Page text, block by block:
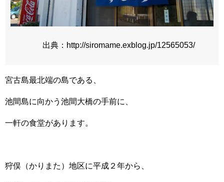
出典：http://siromame.exblog.jp/12565053/
宮古島最北端の島である、
池間島に向かう池間大橋の手前に、
一軒の食堂があります。
狩俣（かりまた）地区に平成２年から、